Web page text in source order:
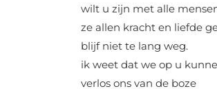
wilt u zijn met alle
ze allen kracht en liefde
blijf niet te lang weg.
ik weet dat we op u
verlos ons van de boze